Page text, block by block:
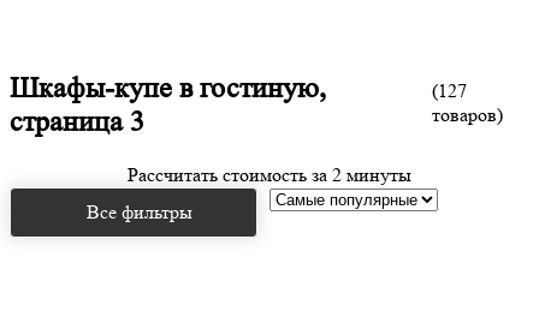
Шкафы-купе в гостиную,
страница 3
(127
товаров)
Рассчитать стоимость за 2 минуты
Все фильтры